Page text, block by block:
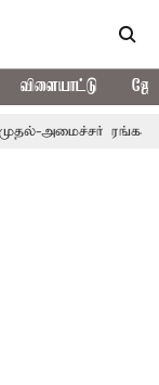
விளையாட்டு
ரங்கசாமி